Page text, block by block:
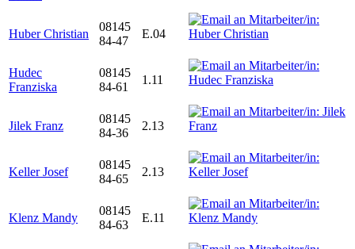
Huber Christian
08145
84-47
E.04
Hudec
Franziska
08145
84-61
1.11
Jilek Franz
08145
84-36
2.13
Keller Josef
08145
84-65
2.13
Klenz Mandy
08145
84-63
E.11